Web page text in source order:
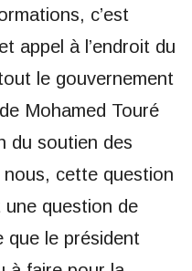
c’est
appel à l’endroit du
le gouvernement
Mohamed Touré
du soutien des
cette question
une question de
que le président